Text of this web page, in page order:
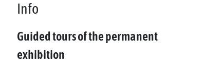
Info
Guided tours of the permanent
exhibition